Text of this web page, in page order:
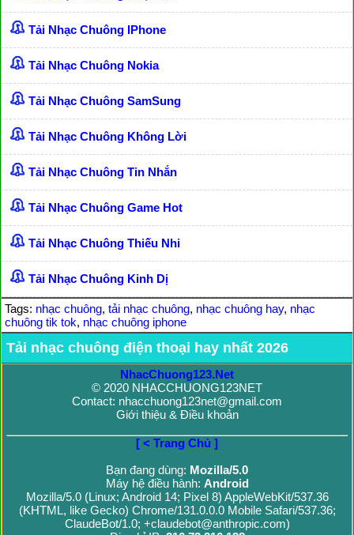
Tải Nhạc Chuông IPhone
Tải Nhạc Chuông Nokia
Tải Nhạc Chuông SamSung
Tải Nhạc Chuông Không Lời
Tải Nhạc Chuông Tin Nhắn
Tải Nhạc Chuông Game Hot
Tải Nhạc Chuông Thiếu Nhi
Tải Nhạc Chuông Kinh Dị
Tags: nhạc chuông, tải nhạc chuông, nhạc chuông hay, nhạc
chuông tik tok, nhạc chuông iphone
Tải nhạc chuông điện thoại hay nhất 2026
NhacChuong123.Net
© 2020 NHACCHUONG123NET
Contact: nhacchuong123net@gmail.com
Giới thiệu & Điều khoản
[ < Trang Chủ ]
Bạn đang dùng: Mozilla/5.0
Máy hệ điều hành: Android
Mozilla/5.0 (Linux; Android 14; Pixel 8) AppleWebKit/537.36
(KHTML, like Gecko) Chrome/131.0.0.0 Mobile Safari/537.36;
ClaudeBot/1.0; +claudebot@anthropic.com)